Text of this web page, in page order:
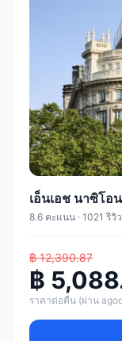
เอ็นเอช นาซิโอ
8.6 คะแนน · 1021 รีวิว
฿ 12,390.87
฿
ราคาต่อคืน (ผ่าน